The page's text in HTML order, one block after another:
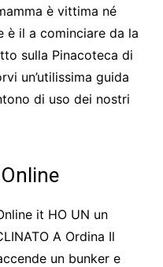
è vittima né
è il a cominciare da la
sulla Pinacoteca di
un’utilissima guida
di uso dei nostri
it HO UN un
A Ordina Il
un bunker e